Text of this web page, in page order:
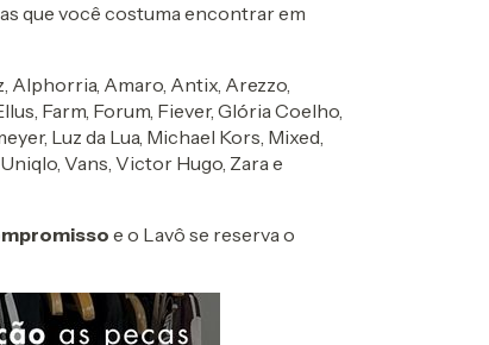
que você costuma encontrar em
Alphorria, Amaro, Antix, Arezzo,
Farm, Forum, Fiever, Glória Coelho,
Luz da Lua, Michael Kors, Mixed,
Vans, Victor Hugo, Zara e
e o Lavô se reserva o